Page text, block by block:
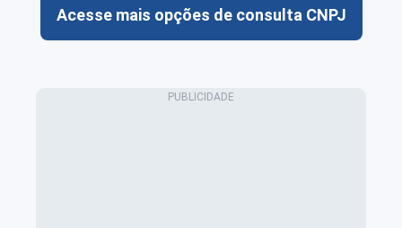
Acesse mais opções de consulta CNPJ